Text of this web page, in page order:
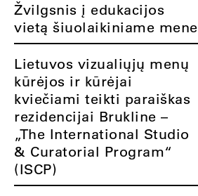
Žvilgsnis į edukacijos
vietą šiuolaikiniame mene
Lietuvos vizualiųjų menų
kūrėjos ir kūrėjai
kviečiami teikti paraiškas
rezidencijai Brukline –
„The International Studio
& Curatorial Program“
(ISCP)